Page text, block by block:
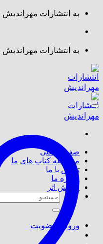
Skip
content
به انتشارات
به انتشارات
صفحه اصلی
مجموعه کتاب های ما
تماس با ما
درباره ما
پذیرش اثر
جستجو
برای:
ورود / عضویت